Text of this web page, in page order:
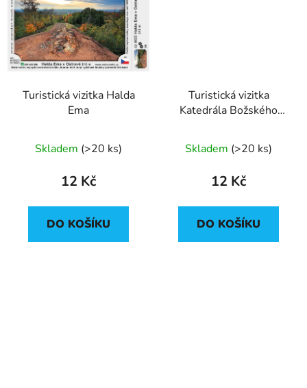
Turistická vizitka Halda
Ema
Skladem (>20 ks)
12 Kč
DO KOŠÍKU
Turistická vizitka
Katedrála Božského
Skladem (>20 ks)
12 Kč
DO KOŠÍKU